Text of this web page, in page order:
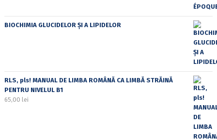
BIOCHIMIA GLUCIDELOR ȘI A LIPIDELOR
RLS, pls! MANUAL DE LIMBA ROMÂNĂ CA LIMBĂ STRĂINĂ
PENTRU NIVELUL B1
65,00 lei